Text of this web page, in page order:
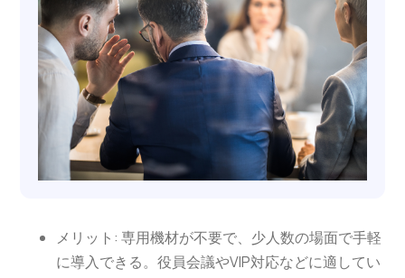
メリット: 専用機材が不要で、少人数の場面で手軽
に導入できる。役員会議やVIP対応などに適してい